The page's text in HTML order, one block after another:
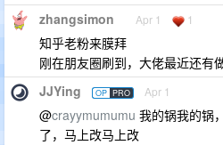
zhangsimon Apr 1 1
知乎老粉来膜拜
刚在朋友圈刷到，大佬最近还有
JJYing OP PRO Apr 1
@crayymumumu 我的锅我的锅
了，马上改马上改